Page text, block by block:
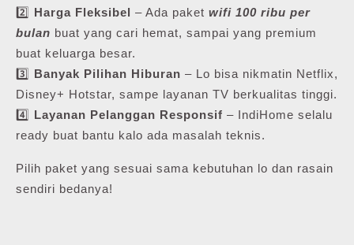
2️⃣ Harga Fleksibel – Ada paket wifi 100 ribu per
bulan buat yang cari hemat, sampai yang premium
buat keluarga besar.
3️⃣ Banyak Pilihan Hiburan – Lo bisa nikmatin Netflix,
Disney+ Hotstar, sampe layanan TV berkualitas tinggi.
4️⃣ Layanan Pelanggan Responsif – IndiHome selalu
ready buat bantu kalo ada masalah teknis.
Pilih paket yang sesuai sama kebutuhan lo dan rasain
sendiri bedanya!